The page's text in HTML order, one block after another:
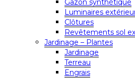
Gazon synthétique
Luminaires
Clôtures
Revêtements sol
Jardinage – Plantes
Jardinage
Terreau
Engrais